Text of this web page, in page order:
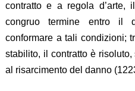
contratto e a regola d’arte,
congruo termine entro il
conformare a tali condizioni;
stabilito, il contratto è
al risarcimento del danno